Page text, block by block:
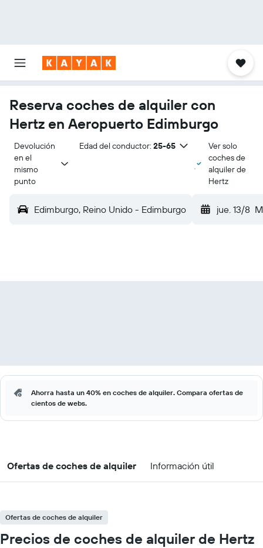
Reserva coches de alquiler con
Hertz en Aeropuerto Edimburgo
Devolución
en el
mismo
punto
Edad del conductor: 25-65
Ver solo
coches de
alquiler de
Hertz
Edimburgo, Reino Unido - Edimburgo jue. 13/8
Ahorra hasta un 40% en coches de alquiler. Compara ofertas de
cientos de webs.
Ofertas de coches de alquiler Información útil
Ofertas de coches de alquiler
Precios de coches de alquiler de Hertz